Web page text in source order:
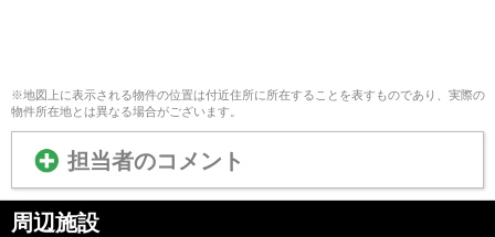
※地図上に表示される物件の位置は付近住所に所在することを表すものであり、実際の
物件所在地とは異なる場合がございます。
担当者のコメント
周辺施設